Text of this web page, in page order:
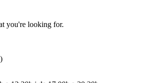
you're looking for.